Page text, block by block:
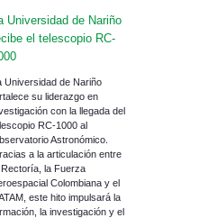
Universidad de Nariño
el telescopio RC-
Universidad de Nariño
su liderazgo en
con la llegada del
RC-1000 al
Astronómico.
a la articulación entre
la Fuerza
Colombiana y el
este hito impulsará la
la investigación y el